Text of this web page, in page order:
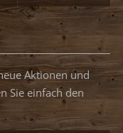
23
29 30